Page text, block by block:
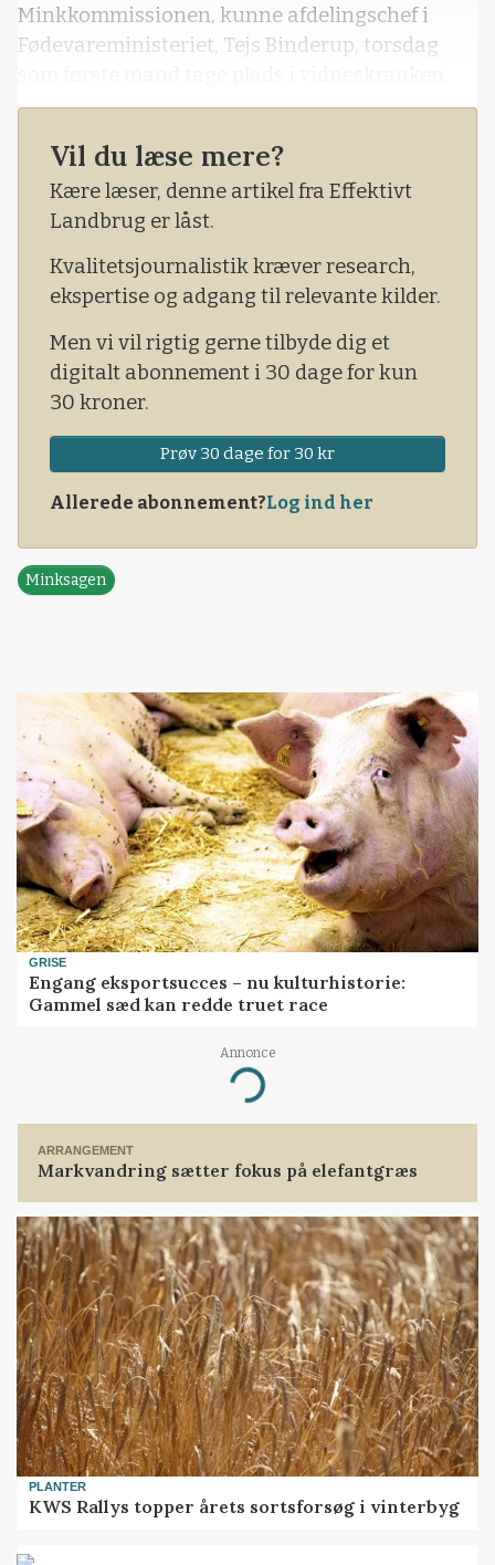
Minkkommissionen, kunne afdelingschef i
Fødevareministeriet, Tejs Binderup, torsdag
Vil du læse mere?
Kære læser, denne artikel fra Effektivt
Landbrug er låst.
Kvalitetsjournalistik kræver research,
ekspertise og adgang til relevante kilder.
Men vi vil rigtig gerne tilbyde dig et
digitalt abonnement i 30 dage for kun
30 kroner.
Prøv 30 dage for 30 kr
Allerede abonnement?Log ind her
Minksagen
GRISE
Engang eksportsucces – nu kulturhistorie:
Gammel sæd kan redde truet race
Annonce
Loading...
ARRANGEMENT
Markvandring sætter fokus på elefantgræs
PLANTER
KWS Rallys topper årets sortsforsøg i vinterbyg